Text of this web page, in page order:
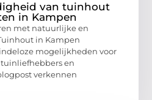
van tuinhout
in Kampen
met natuurlijke en
in Kampen
mogelijkheden voor
en
verkennen